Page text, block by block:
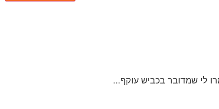
לי שמדובר בכביש עוקף...